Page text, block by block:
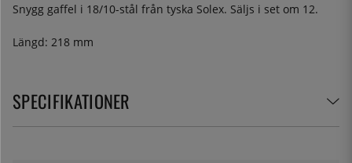
Snygg gaffel i 18/10-stål från tyska Solex. Säljs i set om 12.
Längd: 218 mm
SPECIFIKATIONER